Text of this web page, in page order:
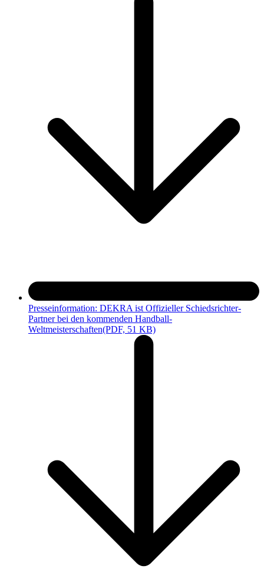
Presseinformation: DEKRA ist Offizieller Schiedsrichter-
Partner bei den kommenden Handball-
Weltmeisterschaften(PDF, 51 KB)